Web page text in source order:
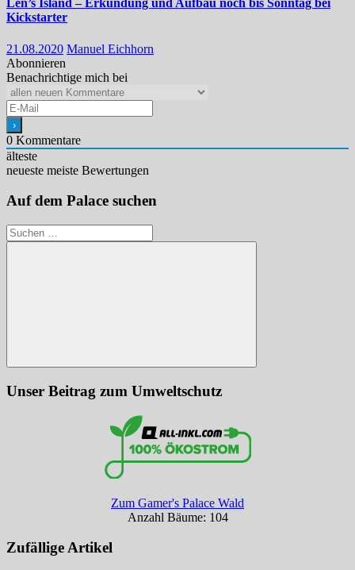
Len’s Island – Erkundung und Aufbau noch bis Sonntag bei
Kickstarter
21.08.2020 Manuel Eichhorn
Abonnieren
Benachrichtige mich bei
0 Kommentare
älteste
neueste meiste Bewertungen
Auf dem Palace suchen
Suchen
nach:
Suchen
Unser Beitrag zum Umweltschutz
Zum Gamer's Palace Wald
Anzahl Bäume: 104
Zufällige Artikel